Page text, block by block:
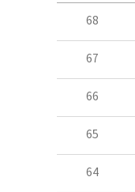
콘텐츠이슈 목록 - 번호, 제목, 작성자, 파일, 조회수, 작성일 정보 제공
68
67
66
65
64